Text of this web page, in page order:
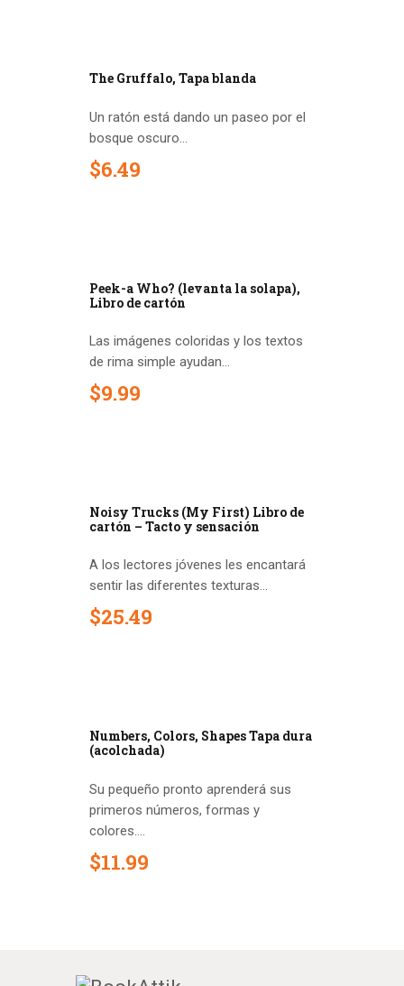
The Gruffalo, Tapa blanda
Un ratón está dando un paseo por el
bosque oscuro...
$6.49
Peek-a Who? (levanta la solapa),
Libro de cartón
Las imágenes coloridas y los textos
de rima simple ayudan...
$9.99
Noisy Trucks (My First) Libro de
cartón – Tacto y sensación
A los lectores jóvenes les encantará
sentir las diferentes texturas...
$25.49
Numbers, Colors, Shapes Tapa dura
(acolchada)
Su pequeño pronto aprenderá sus
primeros números, formas y
colores....
$11.99